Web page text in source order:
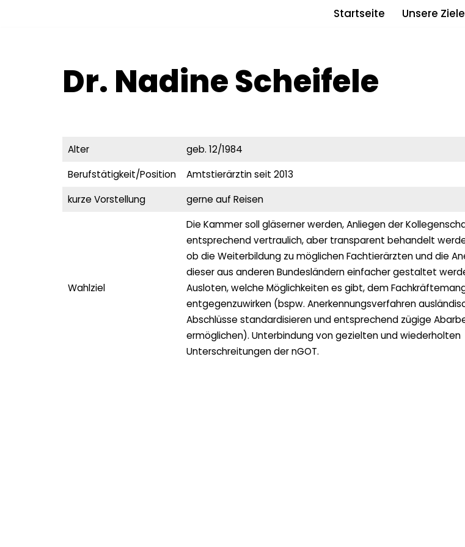
Startseite Unsere Ziele
Dr. Nadine Scheifele
Alter
geb. 12/1984
Berufstätigkeit/Position
Amtstierärztin seit 2013
kurze Vorstellung
gerne auf Reisen
Wahlziel
Die Kammer soll gläserner werden, Anliegen der
entsprechend vertraulich, aber transparent behandelt
ob die Weiterbildung zu möglichen Fachtierärzten und die
dieser aus anderen Bundesländern einfacher gestaltet
Ausloten, welche Möglichkeiten es gibt, dem
entgegenzuwirken (bspw. Anerkennungsverfahren
Abschlüsse standardisieren und entsprechend zügige
ermöglichen). Unterbindung von gezielten und wiederholten
Unterschreitungen der nGOT.